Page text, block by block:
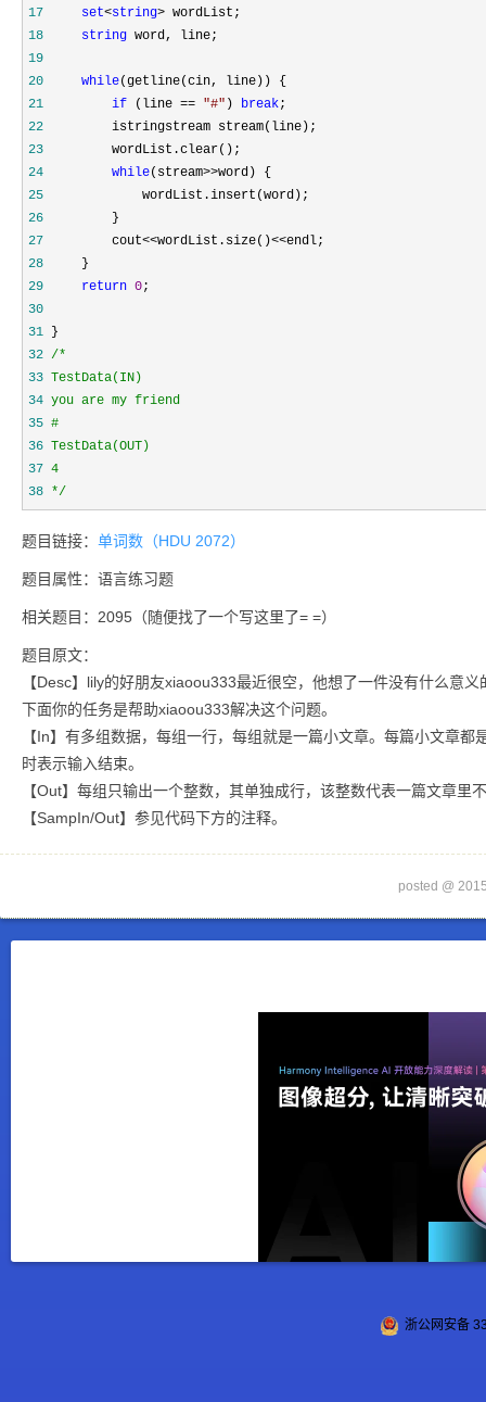
17
set<string>
18
string
19
20
while
21
if (line == "#" ) break
22
23
24
while(stream>>
25
26
27
         cout<<wordList.size()<<
28
29
return 0
30
31
32 /*
33
34
35
36
37
38 */
题目链接： 单词数（HDU 2072）
题目属性：语言练习题
相关题目：2095（随便找了一个写这里了= =）
题目原文：
【Desc】lily的好朋友xiaoou333最近很空，他想了一件没有什么意
下面你的任务是帮助xiaoou333解决这个问题。
【In】有多组数据，每组一行，每组就是一篇小文章。每篇小文章
时表示输入结束。
【Out】每组只输出一个整数，其单独成行，该整数代表一篇文章里
【SampIn/Out】参见代码下方的注释。
posted @
浙公网安备